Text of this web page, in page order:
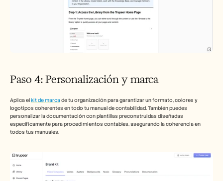
Paso 4: Personalización y marca
Aplica el kit de marca de tu organización para garantizar un formato, colores y
logotipos coherentes en todo tu manual de contabilidad. También puedes
personalizar la documentación con plantillas preconstruidas diseñadas
específicamente para procedimientos contables, asegurando la coherencia en
todos tus manuales.